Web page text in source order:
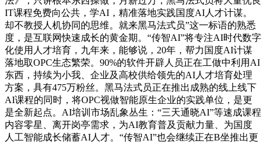
IT课程免费向公共，学AI，精准落地实践国度AI人才计谋。
却不教授人机协同的思维。就来黑马法式员”这一标语的熟悉
度，是互联网快速成长的黄金期。“传智AI”将专注AI时代数字
化使用人才培育，九年来，能够说，20年，帮力国度AI计谋
落地取OPC生态繁荣。90%的软件开辟人员正在工做中利用AI
东西，持续为小我、企业及高校供给领先的AI人才培育处理
方案，具有475万粉丝。黑马法式员正在推出成熟的线上线下
AI课程的同时，将OPC视做智能原生企业的实践单位，是更
是全新起点。AI培训市场乱象丛生：“三天通晓AI”等速成课程
内容零星、离开岗亭需求，为AI教育普及贡献力量、为国度
人工智能成长储蓄AI人才。“传智AI”也会继续正在B坐推出更